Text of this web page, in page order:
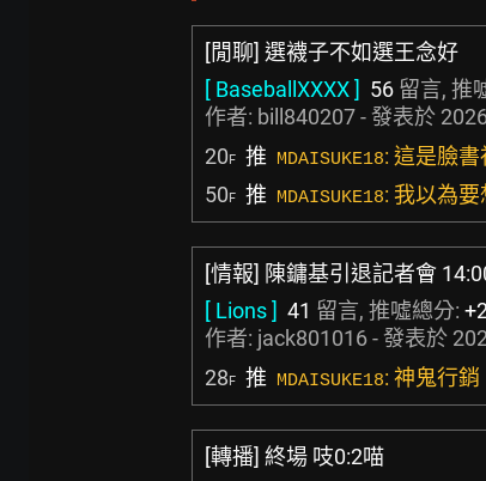
[閒聊] 選襪子不如選王念好
[ BaseballXXXX ] 56 留言, 推
作者: bill840207- 發表於
20F 推 MDAISUKE18: 這是臉
50F 推 MDAISUKE18: 我以為
[情報] 陳鏞基引退記者會
[ Lions ] 41 留言, 推噓總分:
作者: jack801016- 發表於
28F 推 MDAISUKE18: 神鬼行銷
[轉播] 終場 吱0:2喵